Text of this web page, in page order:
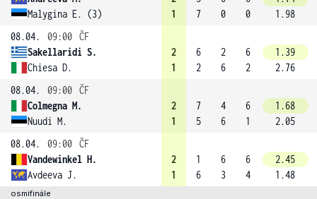
Malygina E. (3)
1
7
0
0
1.98
08.04.
09:00 ČF
Sakellaridi S.
Chiesa D.
2
1
6
2
2
6
6
2
1.39
2.76
08.04.
09:00 ČF
Colmegna M.
Nuudi M.
2
1
7
5
4
6
6
1
1.68
2.05
08.04.
09:00 ČF
Vandewinkel H.
Avdeeva J.
2
1
1
6
6
3
6
4
2.45
1.48
osmifinále